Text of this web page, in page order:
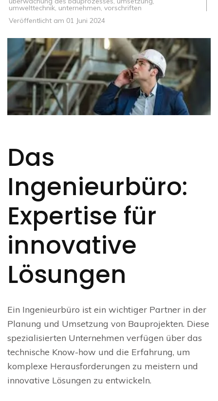
umwelttechnik, unternehmen, vorschriften
Veröffentlicht am 01 Juni 2024
Das
Ingenieurbüro:
Expertise für
innovative
Lösungen
Ein Ingenieurbüro ist ein wichtiger Partner in der
Planung und Umsetzung von Bauprojekten. Diese
spezialisierten Unternehmen verfügen über das
technische Know-how und die Erfahrung, um
komplexe Herausforderungen zu meistern und
innovative Lösungen zu entwickeln.